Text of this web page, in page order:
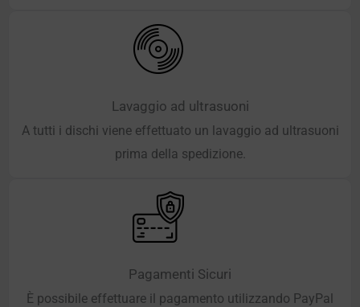
Lavaggio ad ultrasuoni
A tutti i dischi viene effettuato un lavaggio ad ultrasuoni
prima della spedizione.
Pagamenti Sicuri
È possibile effettuare il pagamento utilizzando PayPal